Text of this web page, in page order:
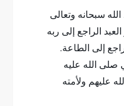
سبحانه وتعالى
العبد الراجع إلى ربه
إلى الطاعة.
صلى الله عليه
عليهم ولأمته